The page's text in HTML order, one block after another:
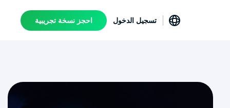
تسجيل الدخول احجز نسخة تجريبية